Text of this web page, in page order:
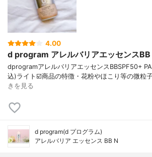
4.00
d program アレルバリアエッセンスBB
dprogramアレルバリアエッセンスBBSPF50+
込)ライト☑️商品の特徴・花粉やほこり等の微粒
きを見る
d program(d プログラム)
アレルバリア エッセンス BB N